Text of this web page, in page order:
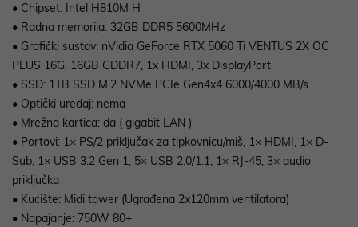
• Chipset: Intel H810M H
• Radna memorija: 32GB DDR5 5600MHz
• Grafički sustav: nVidia GeForce RTX 5060 Ti VENTUS 2X OC
PLUS 16G, 16GB GDDR7, 1x HDMI, 3x DisplayPort
• SSD: 1TB SSD M.2 NVMe PCIe Gen4x4 6000/4000 MB/s
• Optički uređaj: nema
• Mrežna kartica: da ( gigabit LAN )
• Portovi: 1× PS/2 priključak za tipkovnicu/miš, 1× HDMI, 1× D-
Sub, 1× USB 3.2 Gen 1, 5× USB 2.0/1.1, 1× RJ-45, 3× audio
priključka
• Kućište: Midi tower (Ugrađena 2x120mm ventilatora)
• Napajanje: 750W 80+